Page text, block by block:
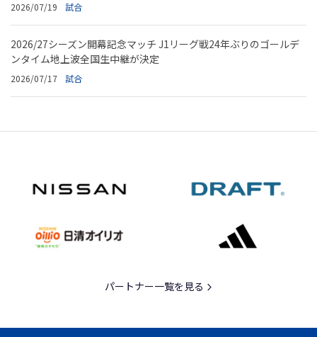
2026/07/19 試合
2026/27シーズン開幕記念マッチ J1リーグ戦24年ぶりのゴールデ
ンタイム地上波全国生中継が決定
2026/07/17 試合
パートナー一覧を見る